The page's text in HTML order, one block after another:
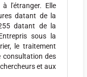
l'étranger. Elle
datant de la
datant de la
sous la
le traitement
consultation des
et aux